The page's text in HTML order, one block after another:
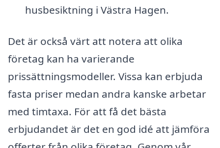
husbesiktning i Västra Hagen.
Det är också värt att notera att olika
företag kan ha varierande
prissättningsmodeller. Vissa kan erbjuda
fasta priser medan andra kanske arbetar
med timtaxa. För att få det bästa
erbjudandet är det en god idé att jämföra